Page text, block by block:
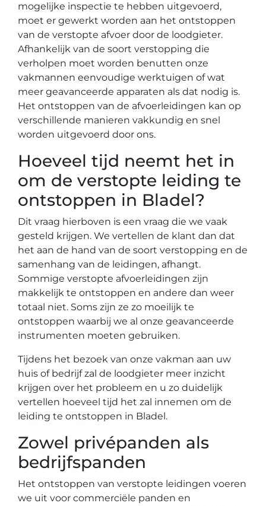
mogelijke inspectie te hebben uitgevoerd,
moet er gewerkt worden aan het ontstoppen
van de verstopte afvoer door de loodgieter.
Afhankelijk van de soort verstopping die
verholpen moet worden benutten onze
vakmannen eenvoudige werktuigen of wat
meer geavanceerde apparaten als dat nodig is.
Het ontstoppen van de afvoerleidingen kan op
verschillende manieren vakkundig en snel
worden uitgevoerd door ons.
Hoeveel tijd neemt het in
om de verstopte leiding te
ontstoppen in Bladel?
Dit vraag hierboven is een vraag die we vaak
gesteld krijgen. We vertellen de klant dan dat
het aan de hand van de soort verstopping en de
samenhang van de leidingen, afhangt.
Sommige verstopte afvoerleidingen zijn
makkelijk te ontstoppen en andere dan weer
totaal niet. Soms zijn ze zo moeilijk te
ontstoppen waarbij we al onze geavanceerde
instrumenten moeten gebruiken.
Tijdens het bezoek van onze vakman aan uw
huis of bedrijf zal de loodgieter meer inzicht
krijgen over het probleem en u zo duidelijk
vertellen hoeveel tijd het zal innemen om de
leiding te ontstoppen in Bladel.
Zowel privépanden als
bedrijfspanden
Het ontstoppen van verstopte leidingen voeren
we uit voor commerciële panden en